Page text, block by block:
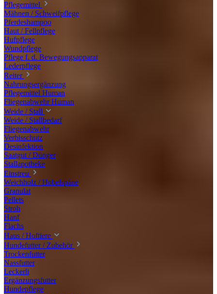
Pflegemittel
Mähnen / Schweifpflege
Pferdeshampoo
Haut / Fellpflege
Hufpflege
Wundpflege
Pflege f. d. Bewegungsapparat
Lederpflege
Reiter
Nahrungsergänzung
Pflegemittel Human
Fliegenabwehr Human
Weide / Stall
Weide / Stallbedarf
Fliegenabwehr
Verbisschutz
Desinfektion
Saatgut / Dünger
Stallapotheke
Einstreu
Weichholz / Hobelspäne
Granulat
Pellets
Stroh
Hanf
Flachs
Haus / Hoftiere
Hundefutter / Zubehör
Trockenfutter
Nassfutter
Leckerli
Ergänzungsfutter
Hundepflege